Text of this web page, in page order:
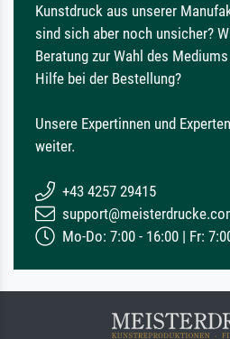
Kunstdruck aus unserer
sind sich aber noch unsicher?
Beratung zur Wahl des
Hilfe bei der Bestellung?
Unsere Expertinnen und
weiter.
+43 4257 29415
Mo-Do: 7:00 - 16:00 | Fr: